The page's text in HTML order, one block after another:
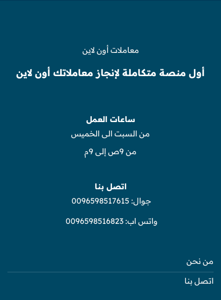
معاملات أون لاين
أول منصة متكاملة لإنجاز معاملاتك أون لاين
ساعات العمل
من السبت الى الخميس
من 9ص إلى 9م
اتصل بنا
جوال: 0096598517615
واتس اب:0096598516823
من نحن
اتصل بنا